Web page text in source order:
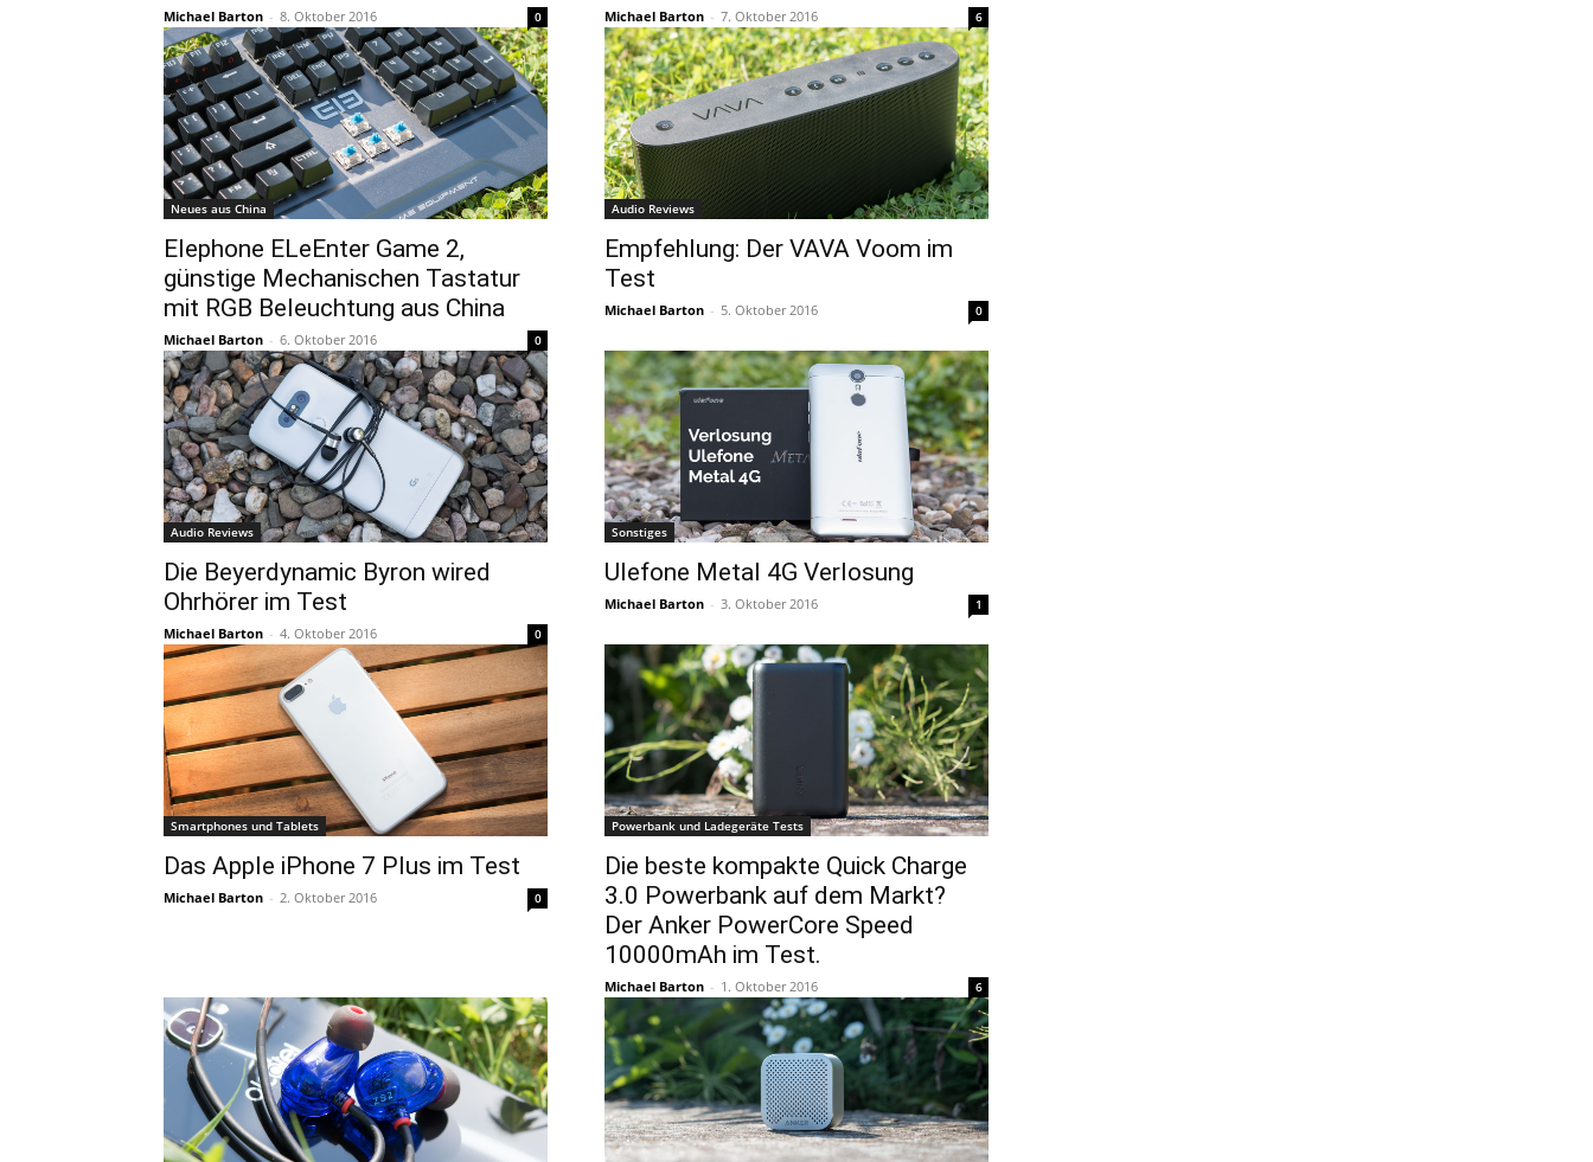
Michael Barton - 8. Oktober 2016 0 Michael Barton - 7. Oktober 2016 6
Neues aus China
Elephone ELeEnter Game 2,
günstige Mechanischen Tastatur
mit RGB Beleuchtung aus China
Michael Barton - 6. Oktober 2016 0
Audio Reviews
Empfehlung: Der VAVA Voom im
Test
Michael Barton - 5. Oktober 2016 0
Audio Reviews
Die Beyerdynamic Byron wired
Ohrhörer im Test
Michael Barton - 4. Oktober 2016 0
Sonstiges
Ulefone Metal 4G Verlosung
Michael Barton - 3. Oktober 2016 1
Smartphones und Tablets
Das Apple iPhone 7 Plus im Test
Michael Barton - 2. Oktober 2016 0
Powerbank und Ladegeräte Tests
Die beste kompakte Quick Charge
3.0 Powerbank auf dem Markt?
Der Anker PowerCore Speed
10000mAh im Test.
Michael Barton - 1. Oktober 2016 6